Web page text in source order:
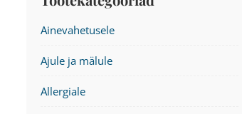
Ainevahetusele
Ajule ja mälule
Allergiale